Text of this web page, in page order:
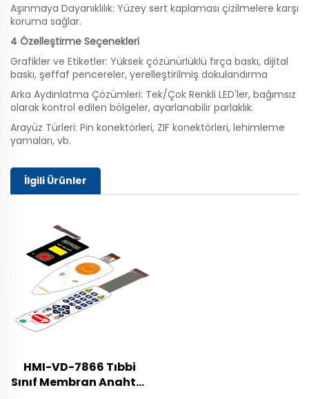
Aşınmaya Dayanıklılık: Yüzey sert kaplaması çizilmelere karşı
koruma sağlar.
4 Özelleştirme Seçenekleri
Grafikler ve Etiketler: Yüksek çözünürlüklü fırça baskı, dijital
baskı, şeffaf pencereler, yerelleştirilmiş dokulandırma
Arka Aydınlatma Çözümleri: Tek/Çok Renkli LED'ler, bağımsız
olarak kontrol edilen bölgeler, ayarlanabilir parlaklık.
Arayüz Türleri: Pin konektörleri, ZIF konektörleri, lehimleme
yamaları, vb.
İlgili Ürünler
HMI-VD-7866 Tıbbi
Sınıf Membran Anahtar